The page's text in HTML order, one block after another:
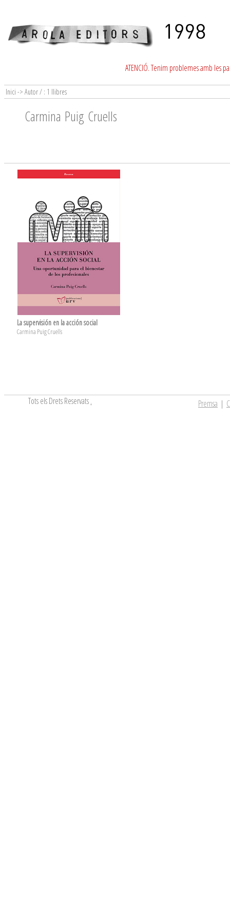
ATENCIÓ. Tenim problemes amb les
Inici -> Autor / : 1 llibres
Carmina Puig Cruells
La supervisión en la acción social
Carmina Puig Cruells
Tots els Drets Reservats. Premsa |